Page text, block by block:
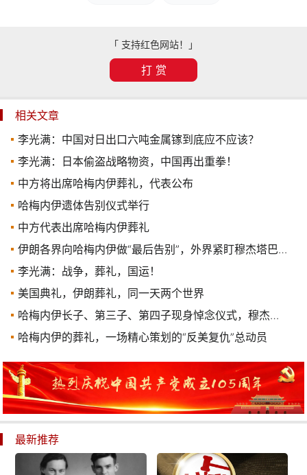
「 支持红色网站！」
打 赏
相关文章
李光满：中国对日出口六吨金属镓到底应不应该？
李光满：日本偷盗战略物资，中国再出重拳！
中方将出席哈梅内伊葬礼，代表公布
哈梅内伊遗体告别仪式举行
中方代表出席哈梅内伊葬礼
伊朗各界向哈梅内伊做“最后告别”，外界紧盯穆杰塔巴动向
李光满：战争，葬礼，国运！
美国典礼，伊朗葬礼，同一天两个世界
哈梅内伊长子、第三子、第四子现身悼念仪式，穆杰塔巴仍缺席
哈梅内伊的葬礼，一场精心策划的“反美复仇”总动员
最新推荐